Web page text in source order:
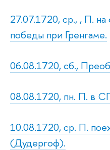
27.07.1720, ср., , П.
победы при Гренгаме.
06.08.1720, сб.,
08.08.1720, пн. П. в
10.08.1720, ср. П.
(Дудергоф).